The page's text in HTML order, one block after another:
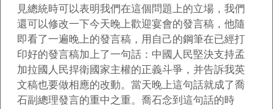
見總統時可以表明我們在這個問題上的立場，我們
還可以修改一下今天晚上歡迎宴會的發言稿，他隨
即看了一遍晚上的發言稿，用自己的鋼筆在已經打
印好的發言稿加上了一句話：中國人民堅決支持孟
加拉國人民捍衛國家主權的正義斗爭，并告訴我英
文稿也要做相應的改動。當天晚上這句話就成了喬
石副總理發言的重中之重。喬石念到這句話的時